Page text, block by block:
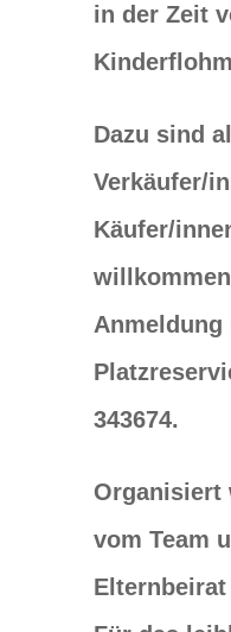
in der Zeit
Dazu sind
Verkäufer/
Käufer/
Anmeldung
343674.
Organisiert
vom Team